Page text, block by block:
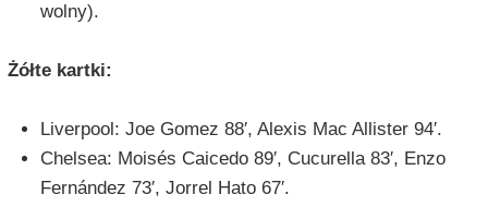
wolny).
Żółte kartki:
Liverpool: Joe Gomez 88′, Alexis Mac Allister 94′.
Chelsea: Moisés Caicedo 89′, Cucurella 83′, Enzo
Fernández 73′, Jorrel Hato 67′.